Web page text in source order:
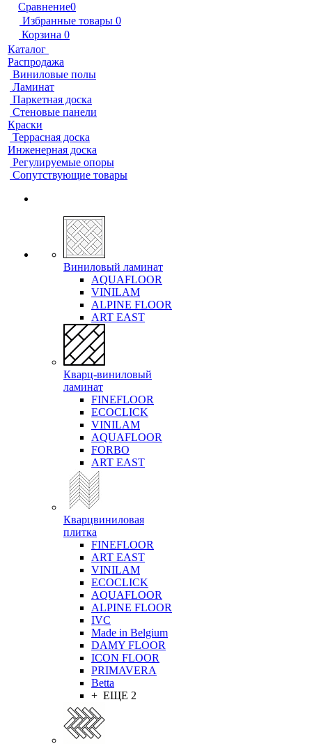
Сравнение0
Избранные товары 0
Корзина 0
Каталог
Распродажа
Виниловые полы
Ламинат
Паркетная доска
Стеновые панели
Краски
Террасная доска
Инженерная доска
Регулируемые опоры
Сопутствующие товары
Виниловый ламинат
AQUAFLOOR
VINILAM
ALPINE FLOOR
ART EAST
Кварц-виниловый
ламинат
FINEFLOOR
ECOCLICK
VINILAM
AQUAFLOOR
FORBO
ART EAST
Кварцвиниловая
плитка
FINEFLOOR
ART EAST
VINILAM
ECOCLICK
AQUAFLOOR
ALPINE FLOOR
IVC
Made in Belgium
DAMY FLOOR
ICON FLOOR
PRIMAVERA
Betta
+ ЕЩЕ 2